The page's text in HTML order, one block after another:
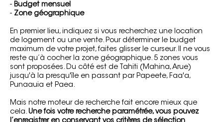
- Budget mensuel
- Zone géographique
En premier lieu, indiquez si vous recherchez une location
de logement ou une vente. Pour déterminer le budget
maximum de votre projet, faites glisser le curseur. Il ne vous
reste qu’à cocher la zone géographique. 5 zones vous
sont proposées. Du côté est de Tahiti (Mahina, Arue)
jusqu'à la presqu'île en passant par Papeete, Faa'a,
Punaauia et Paea.
Mais notre moteur de recherche fait encore mieux que
cela. Une fois votre recherche paramétrée, vous pouvez